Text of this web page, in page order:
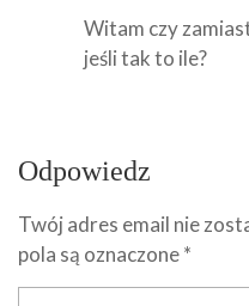
Witam czy
jeśli tak to ile?
Odpowiedz
Twój adres email nie
pola są oznaczone*